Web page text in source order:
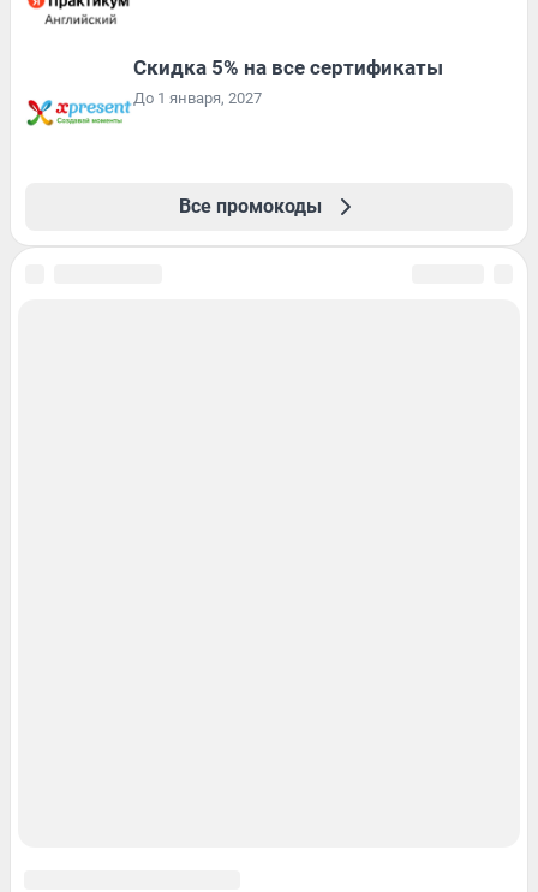
Скидка 5% на все сертификаты
До 1 января, 2027
Все промокоды